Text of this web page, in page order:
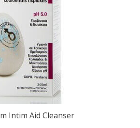
Intim Aid Cleanser